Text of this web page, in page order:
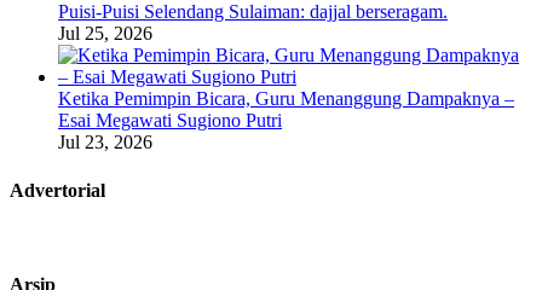
Puisi-Puisi Selendang Sulaiman: dajjal berseragam.
Jul 25, 2026
Ketika Pemimpin Bicara, Guru Menanggung Dampaknya –
Esai Megawati Sugiono Putri
Jul 23, 2026
Advertorial
Arsip